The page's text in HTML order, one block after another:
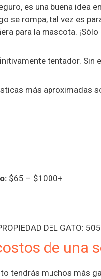
es una buena idea
se rompa, tal vez es
para la mascota.
tentador. Sin
más aproximadas
$65 – $1000+
DEL GATO:
de una
tendrás muchos más